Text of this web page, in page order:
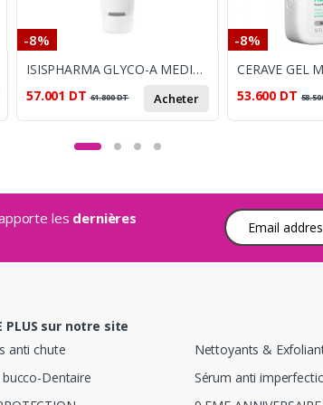
-8%
ISISPHARMA GLYCO-A MEDIUM PEELING 30ML
57.001 DT 61.800DT Acheter
-8%
53.600 DT
les dernières
Adresse e-mail
PLUS sur notre site
anti chute
bucco-Dentaire
Nettoyants &
Sérum anti